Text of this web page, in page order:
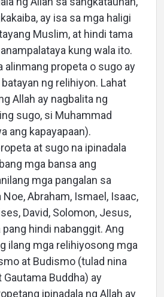
ay isa sa mga haligi
Muslim, at hindi tama
kung wala ito.
alinmang propeta o sugo ay
ng relihiyon. Lahat
Allah ay nagbalita ng
sugo, si Muhammad
ang kapayapaan).
at sugo na ipinadala
mga bansa ang
mga pangalan sa
Abraham, Ismael, Isaac,
David, Solomon, Jesus,
pang hindi nabanggit. Ang
ilang mga relihiyosong mga
at Budismo (tulad nina
Gautama Buddha) ay
ipinadala ng Allah ay